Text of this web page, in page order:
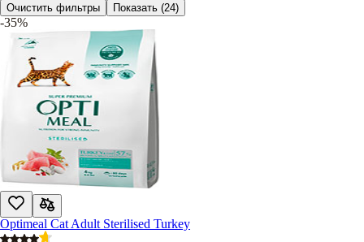
Очистить фильтры Показать (24)
-35%
Optimeal Cat Adult Sterilised Turkey